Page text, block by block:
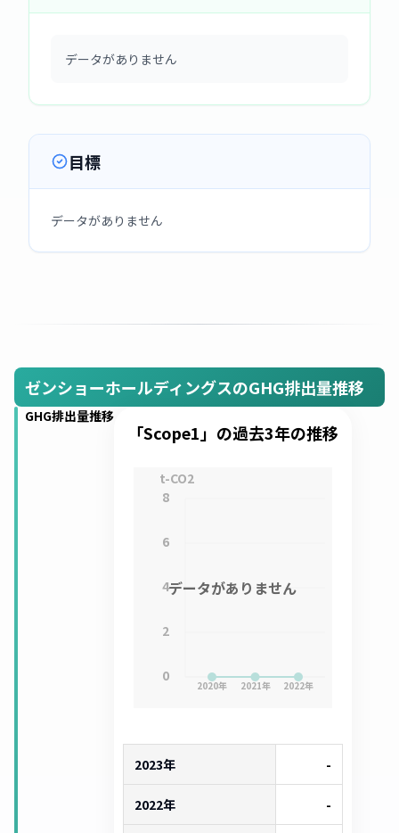
データがありません
目標
データがありません
ゼンショーホールディングスのGHG排出量推移
GHG排出量推移
「Scope1」の過去3年の推移
2020年 2021年 2022年
0
2
4
6
8
t-CO2
データがありません
2023年 -
2022年 -